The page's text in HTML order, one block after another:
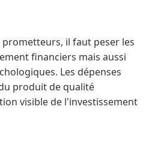
prometteurs, il faut peser les
financiers mais aussi
Les dépenses
produit de qualité
visible de l'investissement